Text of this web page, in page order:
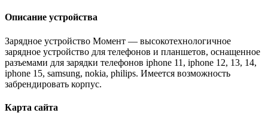
Описание устройства
Зарядное устройство Момент — высокотехнологичное
зарядное устройство для телефонов и планшетов, оснащенное
разъемами для зарядки телефонов iphone 11, iphone 12, 13, 14,
iphone 15, samsung, nokia, philips. Имеется возможность
забрендировать корпус.
Карта сайта